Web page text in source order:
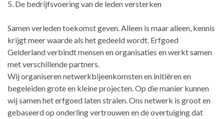
5. De bedrijfsvoering van de leden versterken
Samen verleden toekomst geven. Alleen is maar alleen, kennis
krijgt meer waarde als het gedeeld wordt. Erfgoed
Gelderland verbindt mensen en organisaties en werkt samen
met verschillende partners.
Wij organiseren netwerkbijeenkomsten en initiëren en
begeleiden grote en kleine projecten. Op die manier kunnen
wij samen het erfgoed laten stralen. Ons netwerk is groot en
gebaseerd op onderling vertrouwen en de overtuiging dat